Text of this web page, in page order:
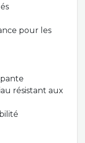
pour les
résistant aux